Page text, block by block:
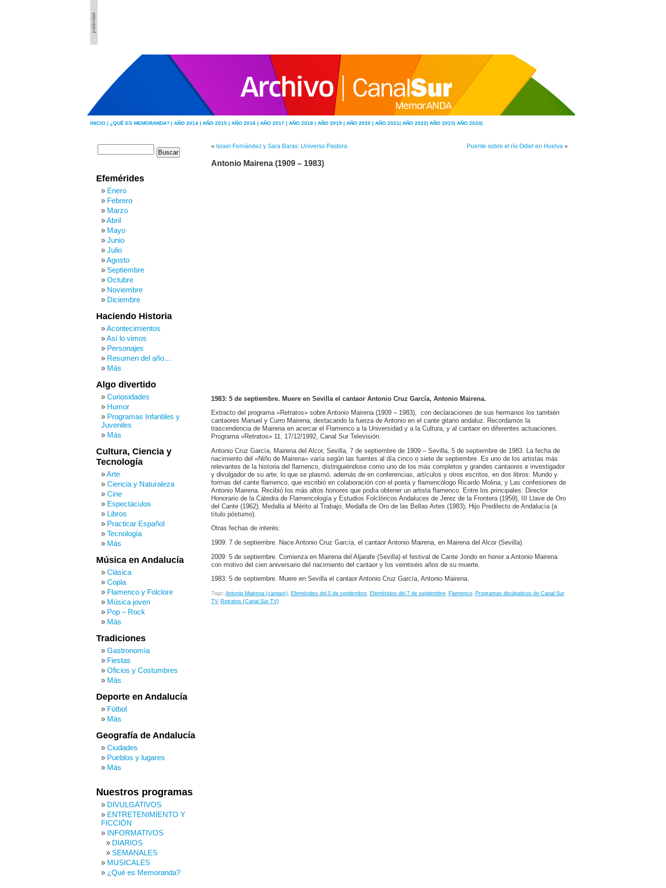
INICIO | ¿QUÉ ES MEMORANDA? | AÑO 2014 | AÑO 2015 | AÑO 2016 | AÑO 2017 | AÑO 2018 | AÑO 2019 | AÑO 2020 | AÑO 2021| AÑO 2022| AÑO 2023| AÑO 2024|
« Israel Fernández y Sara Baras: Universo Pastora Puente sobre el río Odiel en Huelva »
Antonio Mairena (1909 – 1983)
1983: 5 de septiembre. Muere en Sevilla el cantaor Antonio Cruz García, Antonio Mairena.
Extracto del programa «Retratos» sobre Antonio Mairena (1909 – 1983), con declaraciones de sus hermanos los también
cantaores Manuel y Curro Mairena, destacando la fuerza de Antonio en el cante gitano andaluz. Recordamos la
trascendencia de Mairena en acercar el Flamenco a la Universidad y a la Cultura, y al cantaor en diferentes actuaciones.
Programa «Retratos» 11, 17/12/1992, Canal Sur Televisión.
Antonio Cruz García, Mairena del Alcor, Sevilla, 7 de septiembre de 1909 – Sevilla, 5 de septiembre de 1983. La fecha de
nacimiento del «Niño de Mairena» varía según las fuentes al día cinco o siete de septiembre. Es uno de los artistas más
relevantes de la historia del flamenco, distinguiéndose como uno de los más completos y grandes cantaores e investigador
y divulgador de su arte, lo que se plasmó, además de en conferencias, artículos y otros escritos, en dos libros: Mundo y
formas del cante flamenco, que escribió en colaboración con el poeta y flamencólogo Ricardo Molina, y Las confesiones de
Antonio Mairena. Recibió los más altos honores que podía obtener un artista flamenco. Entre los principales: Director
Honorario de la Cátedra de Flamencología y Estudios Folclóricos Andaluces de Jerez de la Frontera (1959), III Llave de Oro
del Cante (1962), Medalla al Mérito al Trabajo, Medalla de Oro de las Bellas Artes (1983), Hijo Predilecto de Andalucía (a
título póstumo).
Otras fechas de interés:
1909: 7 de septiembre. Nace Antonio Cruz García, el cantaor Antonio Mairena, en Mairena del Alcor (Sevilla).
2009: 5 de septiembre. Comienza en Mairena del Aljarafe (Sevilla) el festival de Cante Jondo en honor a Antonio Mairena
con motivo del cien aniversario del nacimiento del cantaor y los veintiséis años de su muerte.
1983: 5 de septiembre. Muere en Sevilla el cantaor Antonio Cruz García, Antonio Mairena.
Tags: Antonio Mairena (cantaor) Efemérides del 5 de septiembre Efemérides del 7 de septiembre Flamenco Programas divulgativos de Canal Sur
TV, Retratos (Canal Sur TV)
Efemérides
Enero
Febrero
Marzo
Abril
Mayo
Junio
Julio
Agosto
Septiembre
Octubre
Noviembre
Diciembre
Haciendo Historia
Acontecimientos
Así lo vimos
Personajes
Resumen del año…
Más
Algo divertido
Curiosidades
Humor
Programas Infantiles y
Juveniles
Más
Cultura, Ciencia y
Tecnología
Arte
Ciencia y Naturaleza
Cine
Espectáculos
Libros
Practicar Español
Tecnología
Más
Música en Andalucía
Clásica
Copla
Flamenco y Folclore
Música joven
Pop – Rock
Más
Tradiciones
Gastronomía
Fiestas
Oficios y Costumbres
Más
Deporte en Andalucía
Fútbol
Más
Geografía de Andalucía
Ciudades
Pueblos y lugares
Más
Nuestros programas
DIVULGATIVOS
ENTRETENIMIENTO Y
FICCIÓN
INFORMATIVOS
DIARIOS
SEMANALES
MUSICALES
¿Qué es Memoranda?